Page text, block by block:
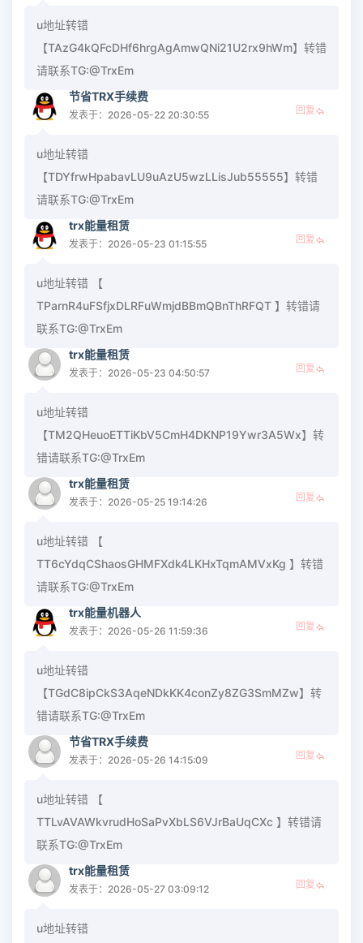
u地址转错
【TAzG4kQFcDHf6hrgAgAmwQNi21U2rx9hWm】转错
请联系TG:@TrxEm
节省TRX手续费
发表于：2026-05-22 20:30:55 回复
u地址转错
【TDYfrwHpabavLU9uAzU5wzLLisJub55555】转错
请联系TG:@TrxEm
trx能量租赁
发表于：2026-05-23 01:15:55 回复
u地址转错 【
TParnR4uFSfjxDLRFuWmjdBBmQBnThRFQT 】转错请
联系TG:@TrxEm
trx能量租赁
发表于：2026-05-23 04:50:57 回复
u地址转错
【TM2QHeuoETTiKbV5CmH4DKNP19Ywr3A5Wx】转
错请联系TG:@TrxEm
trx能量租赁
发表于：2026-05-25 19:14:26 回复
u地址转错 【
TT6cYdqCShaosGHMFXdk4LKHxTqmAMVxKg 】转错
请联系TG:@TrxEm
trx能量机器人
发表于：2026-05-26 11:59:36 回复
u地址转错
【TGdC8ipCkS3AqeNDkKK4conZy8ZG3SmMZw】转
错请联系TG:@TrxEm
节省TRX手续费
发表于：2026-05-26 14:15:09 回复
u地址转错 【
TTLvAVAWkvrudHoSaPvXbLS6VJrBaUqCXc 】转错请
联系TG:@TrxEm
trx能量租赁
发表于：2026-05-27 03:09:12 回复
u地址转错